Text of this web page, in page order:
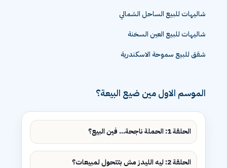
شاليهات للبيع الساحل الشمالي
شاليهات للبيع العين السخنة
شقق للبيع سموحة الاسكندرية
الموسم الاول مين ضيع البيعة؟
الحلقة 1: الحملة ناجحة... فين البيع؟
الحلقة 2: ليه الليدز مش بتتحول لمبيعات؟